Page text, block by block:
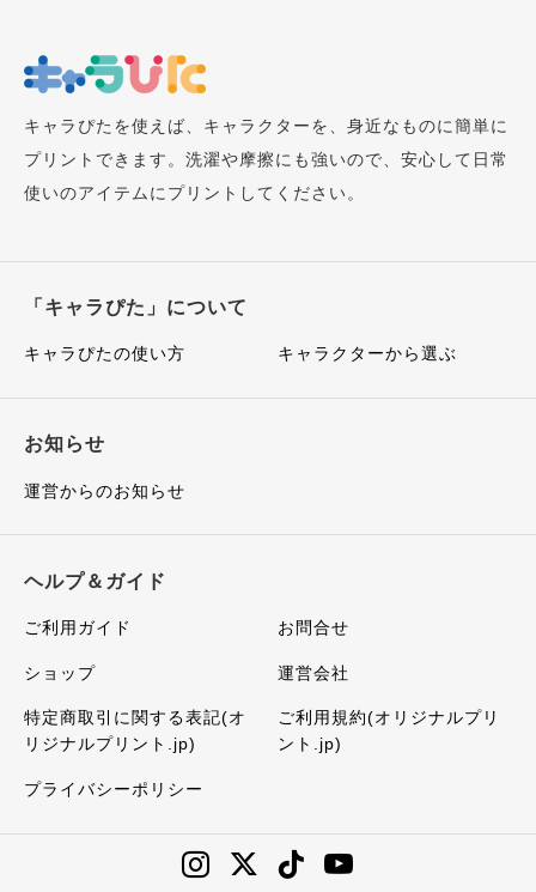
キャラぴたを使えば、キャラクターを、身近なものに簡単に
プリントできます。洗濯や摩擦にも強いので、安心して日常
使いのアイテムにプリントしてください。
「キャラぴた」について
キャラぴたの使い方 キャラクターから選ぶ
お知らせ
運営からのお知らせ
ヘルプ＆ガイド
ご利用ガイド お問合せ
ショップ 運営会社
特定商取引に関する表記(オ
リジナルプリント.jp)
ご利用規約(オリジナルプリ
ント.jp)
プライバシーポリシー